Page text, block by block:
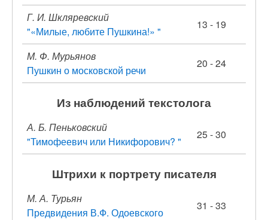
Г. И. Шкляревский
"«Милые, любите Пушкина!» "
13 - 19
М. Ф. Мурьянов
Пушкин о московской речи
20 - 24
Из наблюдений текстолога
А. Б. Пеньковский
"Тимофеевич или Никифорович? "
25 - 30
Штрихи к портрету писателя
М. А. Турьян
Предвидения В.Ф. Одоевского
31 - 33